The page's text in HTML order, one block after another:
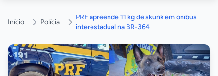
Início Polícia
PRF apreende 11 kg de skunk em ônibus
interestadual na BR-364